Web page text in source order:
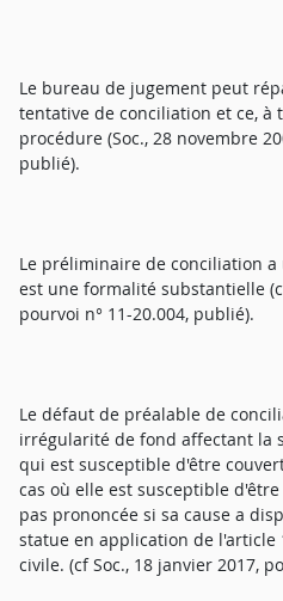
Le bureau de jugement peut
tentative de conciliation et ce, à
procédure (Soc., 28 novembre
publié).
Le préliminaire de conciliation
est une formalité substantielle
pourvoi n° 11-20.004, publié).
Le défaut de préalable de
irrégularité de fond affectant la
qui est susceptible d'être
cas où elle est susceptible
pas prononcée si sa cause a
statue en application de l'article
civile. (cf Soc., 18 janvier 2017,